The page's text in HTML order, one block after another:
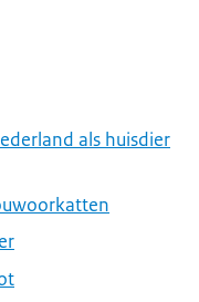
als huisdier